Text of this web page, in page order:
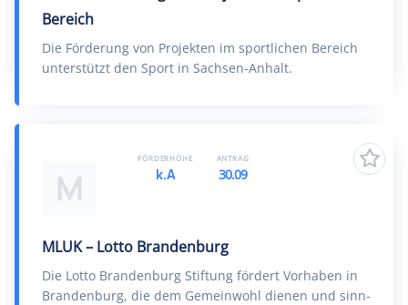
Bereich
Die Förderung von Projekten im sportlichen Bereich
unterstützt den Sport in Sachsen-Anhalt.
M
MLUK – Lotto Brandenburg
Die Lotto Brandenburg Stiftung fördert Vorhaben in
Brandenburg, die dem Gemeinwohl dienen und sinn-
FÖRDERHÖHE
k.A
ANTRAG
30.09